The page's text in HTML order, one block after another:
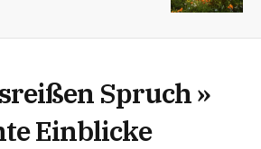
Spruch »
Einblicke